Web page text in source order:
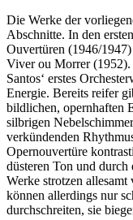
Die Werke der
Abschnitte. In den
Ouvertüren (1946/
Viver ou Morrer (1952).
Santos‘ erstes
Energie. Bereits reifer
bildlichen, opernhaften
silbrigen
verkündenden
Opernouvertüre
düsteren Ton und durch
Werke strotzen
können allerdings nur
durchschreiten, sie